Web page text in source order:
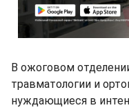
В ожоговом
травматологии и
нуждающиеся в